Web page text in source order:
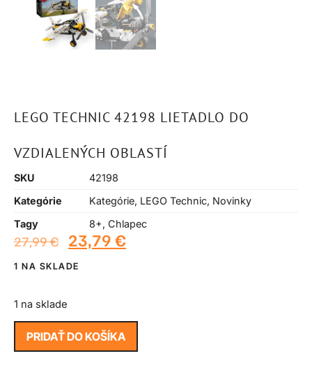
LEGO TECHNIC 42198 LIETADLO DO
VZDIALENÝCH OBLASTÍ
SKU
42198
Kategórie
Kategórie, LEGO Technic, Novinky
Tagy
8+, Chlapec
27,99€ 23,79 €
1 NA SKLADE
1 na sklade
PRIDAŤ DO KOŠÍKA